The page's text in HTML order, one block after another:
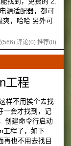
源适配器，都可
爽，哈哈 另外可
(566) 评论(0) 推荐(0)
工程
样不用挨个去找
一会才找到，记
创建命令行启动
工程了，如下
再也不用去找目